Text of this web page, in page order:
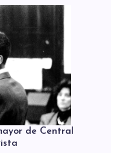
de Central